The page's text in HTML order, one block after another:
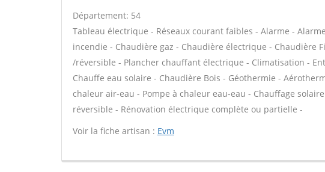
Département: 54
Tableau électrique - Réseaux courant faibles - Alarme -
incendie - Chaudière gaz - Chaudière électrique - Chaudière
/réversible - Plancher chauffant électrique - Climatisation -
Chauffe eau solaire - Chaudière Bois - Géothermie -
chaleur air-eau - Pompe à chaleur eau-eau - Chauffage
réversible - Rénovation électrique complète ou partielle -
Voir la fiche artisan : Evm